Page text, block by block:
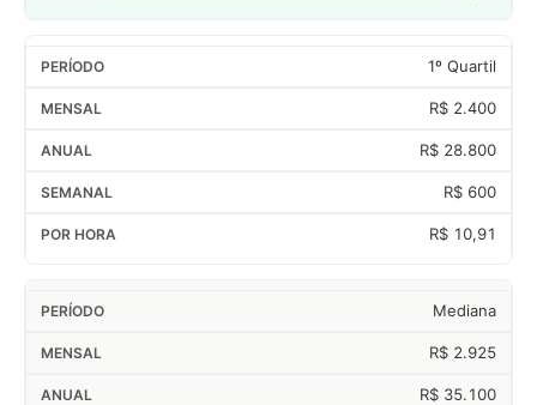
1º Quartil
R$ 2.400
R$ 28.800
R$ 600
R$ 10,91
Mediana
R$ 2.925
R$ 35.100